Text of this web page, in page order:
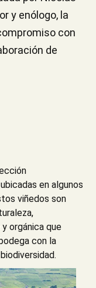
y enólogo, la
con
de
en algunos
viñedos son
orgánica que
con la